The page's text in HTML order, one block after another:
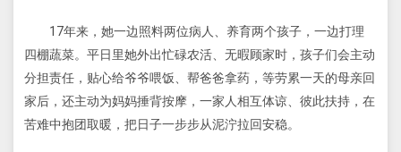
17年来，她一边照料两位病人、养育两个孩子，一边打理
四棚蔬菜。平日里她外出忙碌农活、无暇顾家时，孩子们会主动
分担责任，贴心给爷爷喂饭、帮爸爸拿药，等劳累一天的母亲回
家后，还主动为妈妈捶背按摩，一家人相互体谅、彼此扶持，在
苦难中抱团取暖，把日子一步步从泥泞拉回安稳。